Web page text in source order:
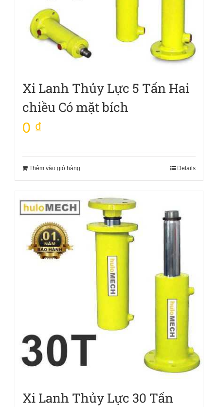
Xi Lanh Thủy Lực 5 Tấn Hai
chiều Có mặt bích
0 ₫
Thêm vào giỏ hàng Details
Xi Lanh Thủy Lực 30 Tấn